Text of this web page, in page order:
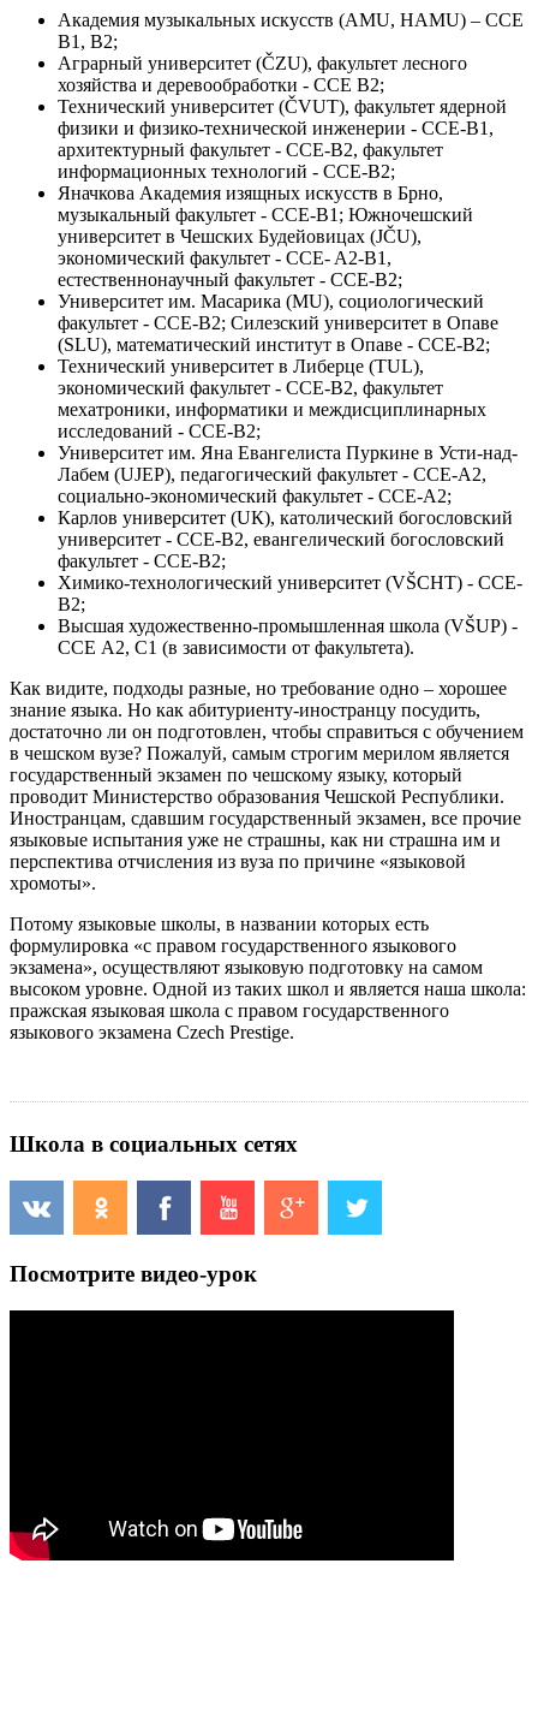
Академия музыкальных искусств (AMU, HAMU) – ССE
B1, B2;
Аграрный университет (ČZU), факультет лесного
хозяйства и деревообработки - ССE B2;
Технический университет (ČVUT), факультет ядерной
физики и физико-технической инженерии - CCE-B1,
архитектурный факультет - CCE-B2, факультет
информационных технологий - CCE-B2;
Яначкова Академия изящных искусств в Брно,
музыкальный факультет - CCE-B1; Южночешский
университет в Чешских Будейовицах (JČU),
экономический факультет - CCE- A2-В1,
естественнонаучный факультет - CCE-B2;
Университет им. Масарика (MU), социологический
факультет - CCE-B2; Силезский университет в Опаве
(SLU), математический институт в Опаве - CCE-B2;
Технический университет в Либерце (TUL),
экономический факультет - CCE-B2, факультет
мехатроники, информатики и междисциплинарных
исследований - CCE-B2;
Университет им. Яна Евангелиста Пуркине в Усти-над-
Лабем (UJEP), педагогический факультет - CCE-A2,
социально-экономический факультет - CCE-A2;
Карлов университет (UК), католический богословский
университет - CCE-B2, евангелический богословский
факультет - CCE-B2;
Химико-технологический университет (VŠCHT) - CCE-
B2;
Высшая художественно-промышленная школа (VŠUP) -
ССЕ A2, C1 (в зависимости от факультета).
Как видите, подходы разные, но требование одно – хорошее
знание языка. Но как абитуриенту-иностранцу посудить,
достаточно ли он подготовлен, чтобы справиться с обучением
в чешском вузе? Пожалуй, самым строгим мерилом является
государственный экзамен по чешскому языку, который
проводит Министерство образования Чешской Республики.
Иностранцам, сдавшим государственный экзамен, все прочие
языковые испытания уже не страшны, как ни страшна им и
перспектива отчисления из вуза по причине «языковой
хромоты».
Потому языковые школы, в названии которых есть
формулировка «с правом государственного языкового
экзамена», осуществляют языковую подготовку на самом
высоком уровне. Одной из таких школ и является наша школа:
пражская языковая школа с правом государственного
языкового экзамена Czech Prestige.
Школа в социальных сетях
Посмотрите видео-урок